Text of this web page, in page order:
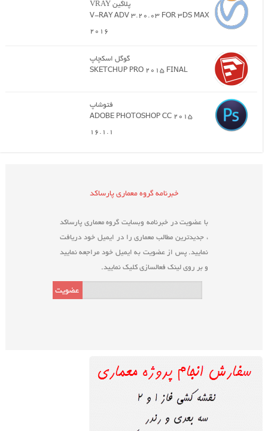
پلاگین VRAY
V-RAY ADV 3.20.03 FOR 3DS MAX
2016
گوگل اسکچاپ
SKETCHUP PRO 2015 FINAL
فتوشاپ
ADOBE PHOTOSHOP CC 2015
16.1.1
خبرنامه گروه معماری پارساکد
با عضویت در خبرنامه وبسایت گروه معماری پارساکد
، جدیدترین مطالب معماری را در ایمیل خود دریافت
نمایید. پس از عضویت به ایمیل خود مراجعه نمایید
و بر روی لینک فعالسازی کلیک نمایید.